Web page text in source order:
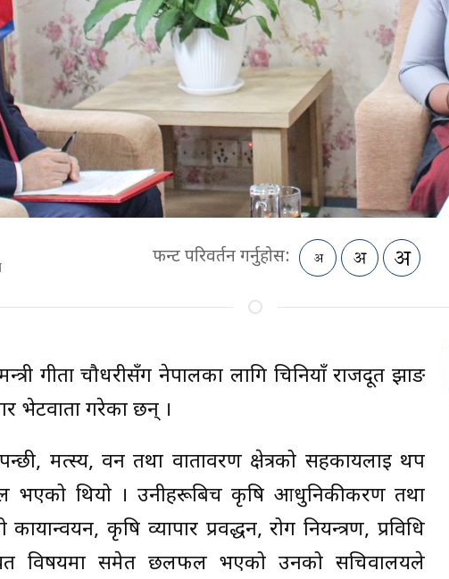
फन्ट परिवर्तन गर्नुहोस:
गीता चौधरीसँग नेपालका लागि चिनियाँ राजदूत झाङ
भेटवार्ता गरेका छन् ।
मत्स्य, वन तथा वातावरण क्षेत्रको सहकार्यलाई थप
भएको थियो । उनीहरूबिच कृषि आधुनिकीकरण तथा
कृषि व्यापार प्रवर्द्धन, रोग नियन्त्रण, प्रविधि
विषयमा समेत छलफल भएको उनको सचिवालयले